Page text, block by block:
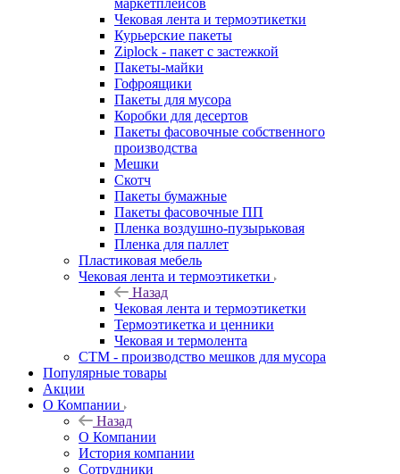
маркетплейсов
Чековая лента и термоэтикетки
Курьерские пакеты
Ziplock - пакет с застежкой
Пакеты-майки
Гофроящики
Пакеты для мусора
Коробки для десертов
Пакеты фасовочные собственного
производства
Мешки
Скотч
Пакеты бумажные
Пакеты фасовочные ПП
Пленка воздушно-пузырьковая
Пленка для паллет
Пластиковая мебель
Чековая лента и термоэтикетки
Назад
Чековая лента и термоэтикетки
Термоэтикетка и ценники
Чековая и термолента
СТМ - производство мешков для мусора
Популярные товары
Акции
О Компании
Назад
О Компании
История компании
Сотрудники